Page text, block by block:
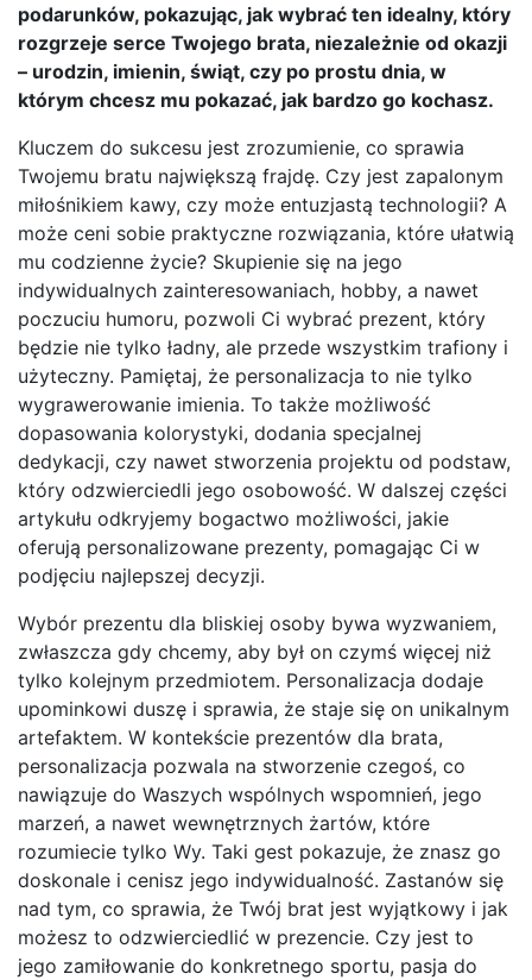
podarunków, pokazując, jak wybrać ten idealny, który
rozgrzeje serce Twojego brata, niezależnie od okazji
– urodzin, imienin, świąt, czy po prostu dnia, w
którym chcesz mu pokazać, jak bardzo go kochasz.
Kluczem do sukcesu jest zrozumienie, co sprawia
Twojemu bratu największą frajdę. Czy jest zapalonym
miłośnikiem kawy, czy może entuzjastą technologii? A
może ceni sobie praktyczne rozwiązania, które ułatwią
mu codzienne życie? Skupienie się na jego
indywidualnych zainteresowaniach, hobby, a nawet
poczuciu humoru, pozwoli Ci wybrać prezent, który
będzie nie tylko ładny, ale przede wszystkim trafiony i
użyteczny. Pamiętaj, że personalizacja to nie tylko
wygrawerowanie imienia. To także możliwość
dopasowania kolorystyki, dodania specjalnej
dedykacji, czy nawet stworzenia projektu od podstaw,
który odzwierciedli jego osobowość. W dalszej części
artykułu odkryjemy bogactwo możliwości, jakie
oferują personalizowane prezenty, pomagając Ci w
podjęciu najlepszej decyzji.
Wybór prezentu dla bliskiej osoby bywa wyzwaniem,
zwłaszcza gdy chcemy, aby był on czymś więcej niż
tylko kolejnym przedmiotem. Personalizacja dodaje
upominkowi duszę i sprawia, że staje się on unikalnym
artefaktem. W kontekście prezentów dla brata,
personalizacja pozwala na stworzenie czegoś, co
nawiązuje do Waszych wspólnych wspomnień, jego
marzeń, a nawet wewnętrznych żartów, które
rozumiecie tylko Wy. Taki gest pokazuje, że znasz go
doskonale i cenisz jego indywidualność. Zastanów się
nad tym, co sprawia, że Twój brat jest wyjątkowy i jak
możesz to odzwierciedlić w prezencie. Czy jest to
jego zamiłowanie do konkretnego sportu, pasja do